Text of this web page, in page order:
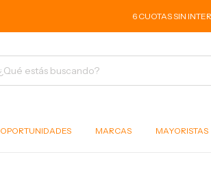
6 CUOTAS SIN INTERES
OPORTUNIDADES MARCAS MAYORISTAS